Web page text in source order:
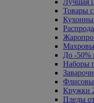
Товары с
До -50%
Наборы
Кружки
Пледы